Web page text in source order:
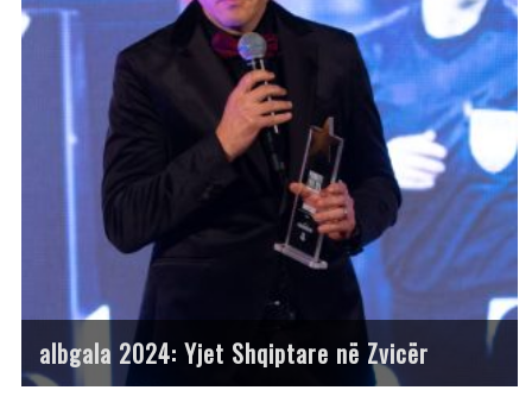
albgala 2024: Yjet Shqiptare në Zvicër